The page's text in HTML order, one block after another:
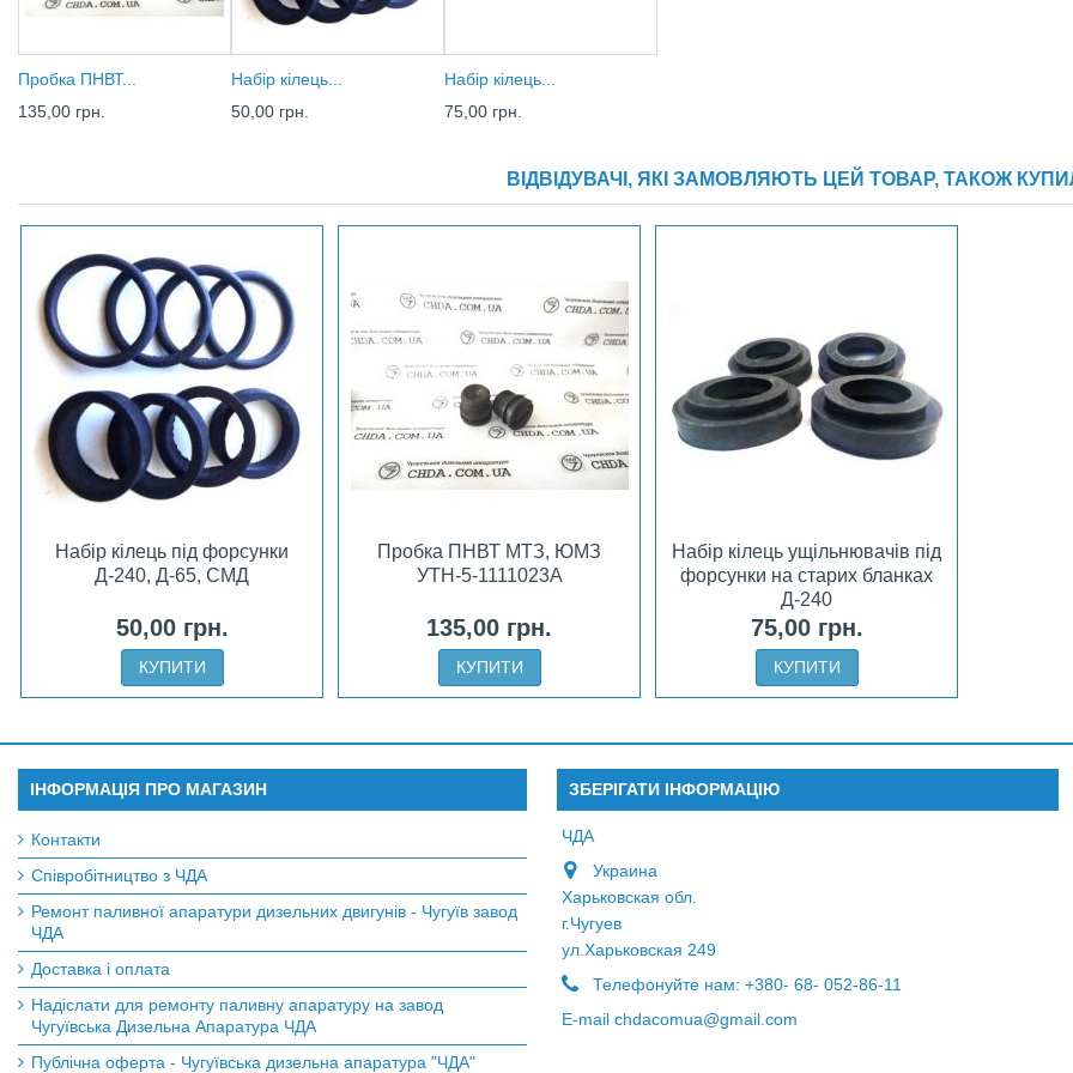
Пробка ПНВТ...
135,00 грн.
Набір кілець...
50,00 грн.
Набір кілець...
75,00 грн.
ВІДВІДУВАЧІ, ЯКІ ЗАМОВЛЯЮТЬ ЦЕЙ ТОВАР, ТАКОЖ
Набір кілець під форсунки
Д-240, Д-65, СМД
50,00 грн.
КУПИТИ
Пробка ПНВТ МТЗ, ЮМЗ
УТН-5-1111023А
135,00 грн.
КУПИТИ
Набір кілець ущільнювачів під
форсунки на старих бланках
Д-240
75,00 грн.
КУПИТИ
ІНФОРМАЦІЯ ПРО МАГАЗИН
Контакти
Співробітництво з ЧДА
Ремонт паливної апаратури дизельних двигунів - Чугуїв завод
ЧДА
Доставка і оплата
Надіслати для ремонту паливну апаратуру на завод
Чугуївська Дизельна Апаратура ЧДА
Публічна оферта - Чугуївська дизельна апаратура "ЧДА"
ЗБЕРІГАТИ ІНФОРМАЦІЮ
ЧДА
Украина
Харьковская обл.
г.Чугуев
ул.Харьковская 249
Телефонуйте нам: +380- 68- 052-86-11
E-maіl chdacomua@gmail.com